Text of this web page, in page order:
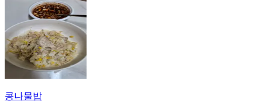
콩나물밥